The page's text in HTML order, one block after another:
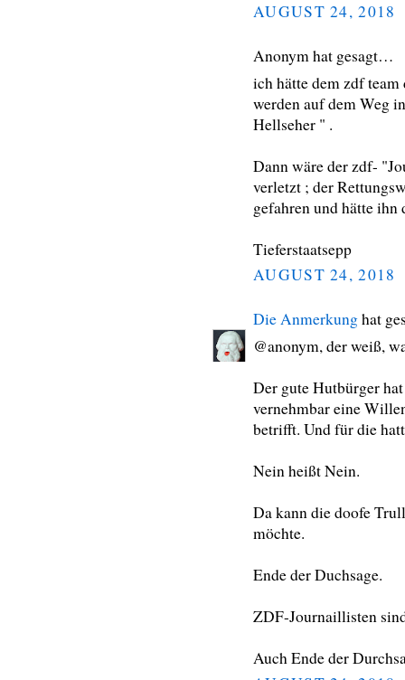
AUGUST 24, 2018
Anonym hat gesagt…
ich hätte dem zdf
werden auf dem Weg
Hellseher " .
Dann wäre der zdf-
verletzt ; der
gefahren und hätte ihn
Tieferstaatsepp
AUGUST 24, 2018
Die Anmerkunghat
@anonym, der weiß,
Der gute Hutbürger
vernehmbar eine
betrifft. Und für die
Nein heißt Nein.
Da kann die doofe
möchte.
Ende der Duchsage.
ZDF-Journaillisten
Auch Ende der